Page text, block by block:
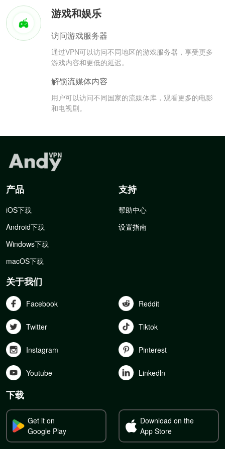
游戏和娱乐
访问游戏服务器
通过VPN可以访问不同地区的游戏服务器，享受更多
游戏内容和更低的延迟。
解锁流媒体内容
用户可以访问不同国家的流媒体库，观看更多的电影
和电视剧。
产品
iOS下载
Android下载
Windows下载
macOS下载
支持
帮助中心
设置指南
关于我们
Facebook Reddit
Twitter Tiktok
Instagram Pinterest
Youtube Linkedln
下载
Get it on
Google Play
Download on the
App Store